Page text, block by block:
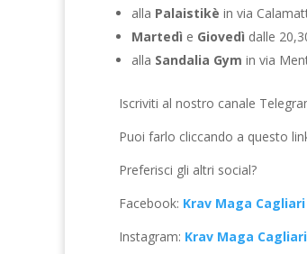
alla Palaistikè in via
Martedì e Giovedì dalle
alla Sandalia Gym in via
Iscriviti al nostro canale
Puoi farlo cliccando a questo
Preferisci gli altri social?
Facebook: Krav Maga Cagliari
Instagram: Krav Maga Cagliari